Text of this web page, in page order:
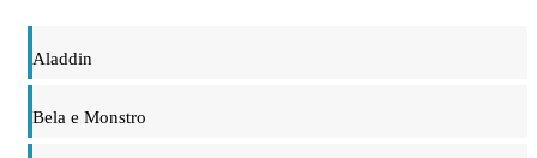
Aladdin
Bela e Monstro